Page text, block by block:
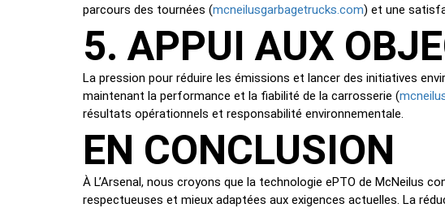
parcours des tournées (mcneilusgarbagetrucks.com) et une
5. APPUI AUX
La pression pour réduire les émissions et lancer des initiatives
maintenant la performance et la fiabilité de la carrosserie (
résultats opérationnels et responsabilité environnementale.
EN CONCLUSION
À L’Arsenal, nous croyons que la technologie ePTO de McNeilus
respectueuses et mieux adaptées aux exigences actuelles. La